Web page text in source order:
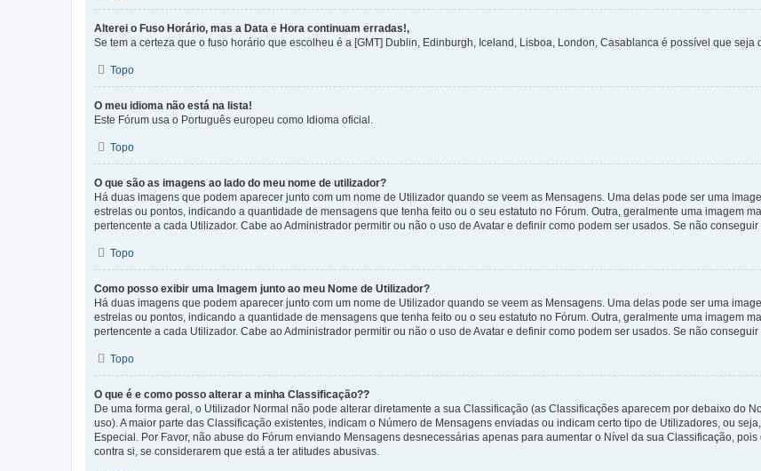
Alterei o Fuso Horário, mas a Data e Hora continuam erradas!,
Se tem a certeza que o fuso horário que escolheu é a [GMT] Dublin, Edinburgh, Iceland, Lisboa, London, Casablanca é possível que seja
Topo
O meu idioma não está na lista!
Este Fórum usa o Português europeu como Idioma oficial.
Topo
O que são as imagens ao lado do meu nome de utilizador?
Há duas imagens que podem aparecer junto com um nome de Utilizador quando se veem as Mensagens. Uma delas pode ser uma
estrelas ou pontos, indicando a quantidade de mensagens que tenha feito ou o seu estatuto no Fórum. Outra, geralmente uma imagem
pertencente a cada Utilizador. Cabe ao Administrador permitir ou não o uso de Avatar e definir como podem ser usados. Se não
Topo
Como posso exibir uma Imagem junto ao meu Nome de Utilizador?
Há duas imagens que podem aparecer junto com um nome de Utilizador quando se veem as Mensagens. Uma delas pode ser uma
estrelas ou pontos, indicando a quantidade de mensagens que tenha feito ou o seu estatuto no Fórum. Outra, geralmente uma imagem
pertencente a cada Utilizador. Cabe ao Administrador permitir ou não o uso de Avatar e definir como podem ser usados. Se não
Topo
O que é e como posso alterar a minha Classificação??
De uma forma geral, o Utilizador Normal não pode alterar diretamente a sua Classificação (as Classificações aparecem por debaixo do
uso). A maior parte das Classificação existentes, indicam o Número de Mensagens enviadas ou indicam certo tipo de Utilizadores, ou
Especial. Por Favor, não abuse do Fórum enviando Mensagens desnecessárias apenas para aumentar o Nível da sua Classificação,
contra si, se considerarem que está a ter atitudes abusivas.